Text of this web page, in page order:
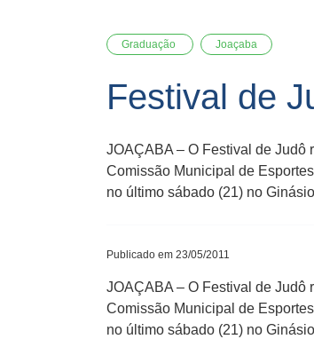
Graduação Joaçaba
Festival de
JOAÇABA – O Festival de Judô
Comissão Municipal de
no último sábado (21) no
Publicado em 23/05/2011
JOAÇABA – O Festival de Judô
Comissão Municipal de
no último sábado (21) no